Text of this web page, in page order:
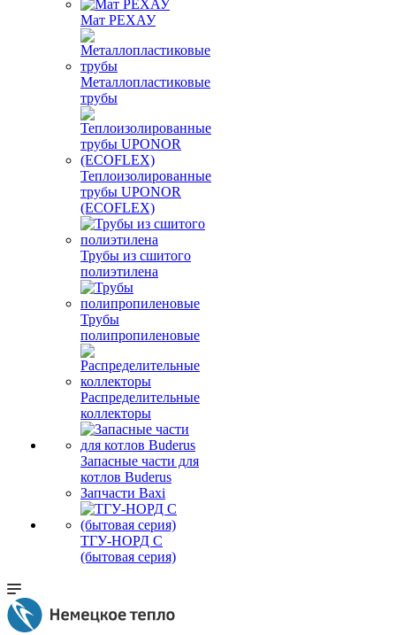
Мат РЕХАУ
Металлопластиковые
трубы
Теплоизолированные
трубы UPONOR
(ECOFLEX)
Трубы из сшитого
полиэтилена
Трубы
полипропиленовые
Распределительные
коллекторы
Запасные части для
котлов Buderus
Запчасти Baxi
ТГУ-НОРД С
(бытовая серия)